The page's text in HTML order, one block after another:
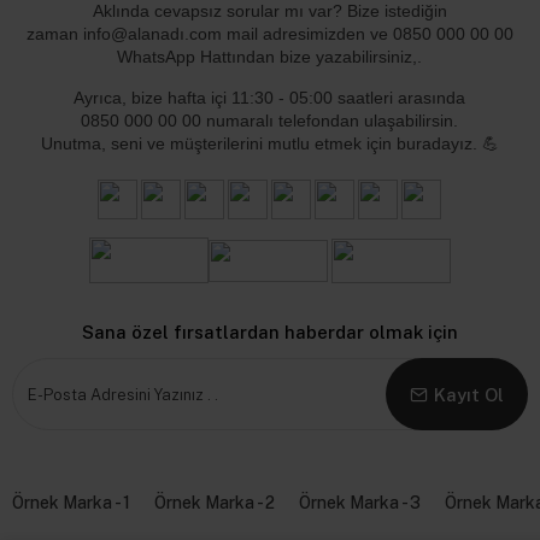
Aklında cevapsız sorular mı var? Bize istediğin
zaman info@alanadı.com mail adresimizden ve 0850 000 00 00
WhatsApp Hattından bize yazabilirsiniz,.
Ayrıca, bize hafta içi 11:30 - 05:00 saatleri arasında
0850 000 00 00 numaralı telefondan ulaşabilirsin.
Unutma, seni ve müşterilerini mutlu etmek için buradayız. 💪
Sana özel fırsatlardan haberdar olmak için
Kayıt Ol
Örnek Marka - 1 Örnek Marka - 2 Örnek Marka - 3 Örnek